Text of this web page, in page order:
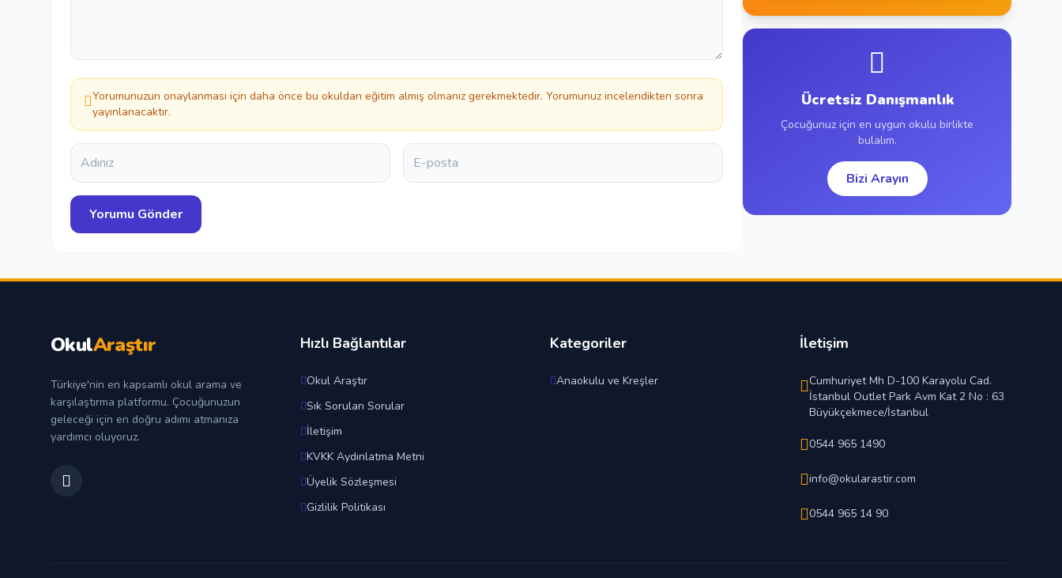
Yorumunuzun onaylanması için daha önce bu okuldan eğitim almış olmanız gerekmektedir. Yorumunuz incelendikten sonra
yayınlanacaktır.
Ücretsiz Danışmanlık
Çocuğunuz için en uygun okulu birlikte
bulalım.
Bizi Arayın
OkulAraştır
Türkiye'nin en kapsamlı okul arama ve
karşılaştırma platformu. Çocuğunuzun
geleceği için en doğru adımı atmanıza
yardımcı oluyoruz.
Hızlı Bağlantılar
Okul Araştır
Sık Sorulan Sorular
İletişim
KVKK Aydınlatma Metni
Üyelik Sözleşmesi
Gizlilik Politikası
Kategoriler
Anaokulu ve Kreşler
İletişim
Cumhuriyet Mh D-100 Karayolu Cad.
İstanbul Outlet Park Avm Kat 2 No : 63
Büyükçekmece/İstanbul
0544 965 1490
info@okularastir.com
0544 965 14 90